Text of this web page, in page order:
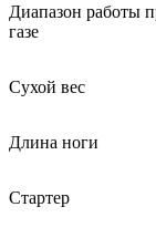
Диапазон работы
газе
Сухой вес
Длина ноги
Стартер